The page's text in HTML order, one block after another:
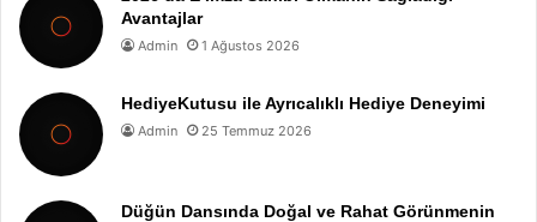
Avantajlar
Admin 1 Ağustos 2026
HediyeKutusu ile Ayrıcalıklı Hediye Deneyimi
Admin 25 Temmuz 2026
Düğün Dansında Doğal ve Rahat Görünmenin